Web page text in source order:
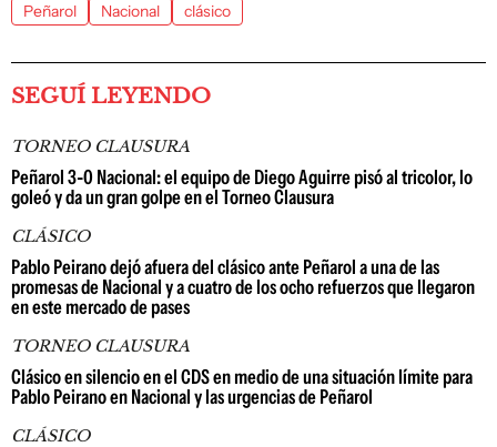
Peñarol Nacional clásico
SEGUÍ LEYENDO
TORNEO CLAUSURA
Peñarol 3-0 Nacional: el equipo de Diego Aguirre pisó al tricolor, lo
goleó y da un gran golpe en el Torneo Clausura
CLÁSICO
Pablo Peirano dejó afuera del clásico ante Peñarol a una de las
promesas de Nacional y a cuatro de los ocho refuerzos que llegaron
en este mercado de pases
TORNEO CLAUSURA
Clásico en silencio en el CDS en medio de una situación límite para
Pablo Peirano en Nacional y las urgencias de Peñarol
CLÁSICO